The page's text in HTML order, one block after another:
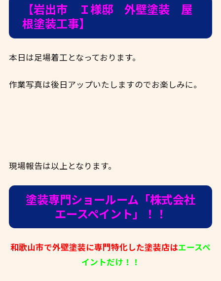
【岩出市 Ｉ様邸 外壁塗装 屋
根塗装工事】
本日は足場着工となっております。
作業写真は後日アップいたしますのでお楽しみに。
現場報告は以上となります。
塗装専門ショールーム「株式会社
エースペイント」！！
和歌山市で外壁塗装に専門特化した塗装店はエースペ
イントだけ！！